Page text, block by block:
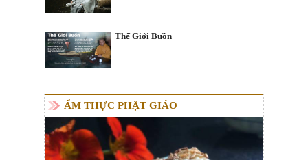
Thế Giới Buồn
ẨM THỰC PHẬT GIÁO